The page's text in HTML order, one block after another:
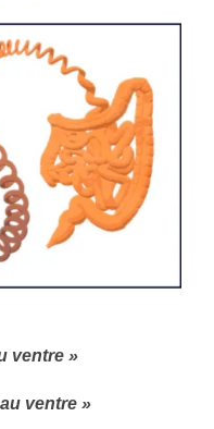
ventre »
ventre »